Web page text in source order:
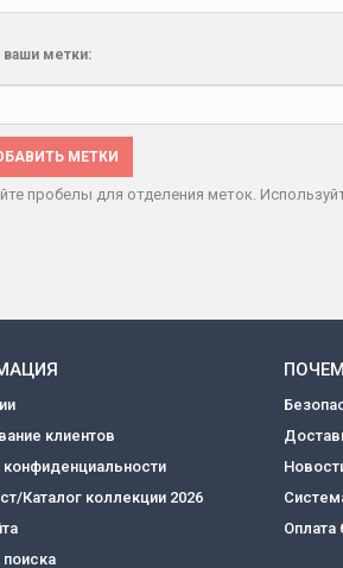
ваши метки:
МЕТКИ
пробелы для отделения меток.
клиентов
конфиденциальности
Каталог коллекции 2026
поиска
Оплата